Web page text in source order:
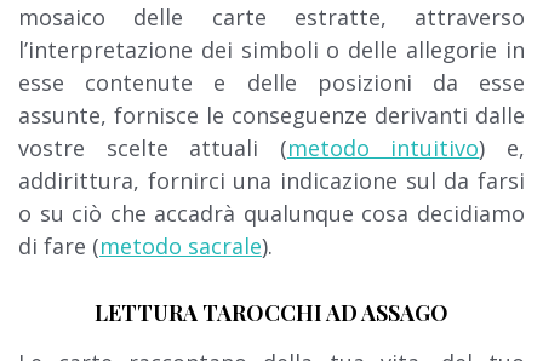
mosaico delle carte estratte, attraverso
l’interpretazione dei simboli o delle allegorie in
esse contenute e delle posizioni da esse
assunte, fornisce le conseguenze derivanti dalle
vostre scelte attuali (metodo intuitivo) e,
addirittura, fornirci una indicazione sul da farsi
o su ciò che accadrà qualunque cosa decidiamo
di fare (metodo sacrale).
LETTURA TAROCCHI AD ASSAGO